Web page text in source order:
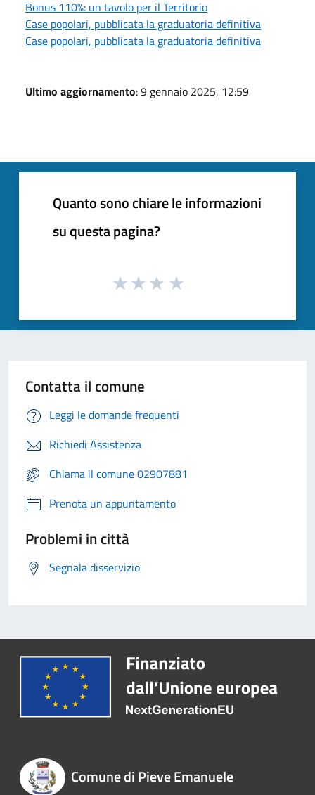
Bonus 110%: un tavolo per il Territorio
Case popolari, pubblicata la graduatoria definitiva
Case popolari, pubblicata la graduatoria definitiva
Ultimo aggiornamento: 9 gennaio 2025, 12:59
Quanto sono chiare le informazioni
su questa pagina?
Contatta il comune
Leggi le domande frequenti
Richiedi Assistenza
Chiama il comune 02907881
Prenota un appuntamento
Problemi in città
Segnala disservizio
Comune di Pieve Emanuele